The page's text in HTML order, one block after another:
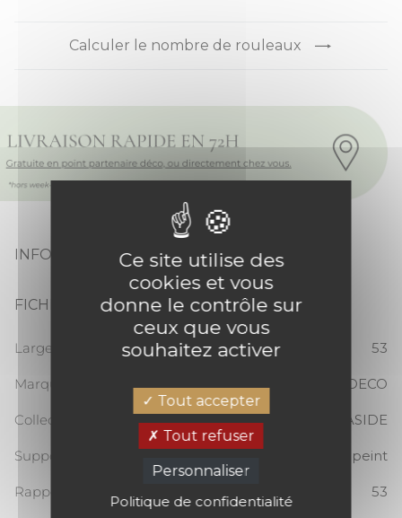
Calculer le nombre de rouleaux
INFORMATIONS PRODUIT
FICHE TECHNIQUE
Largeur totale (cm) 53
Marque CASADECO
Collection SEASIDE
Support Papier peint
Rapport Vertical 53
Ce site utilise des
cookies et vous
donne le contrôle sur
ceux que vous
souhaitez activer
Tout accepter
Tout refuser
Personnaliser
Politique de confidentialité